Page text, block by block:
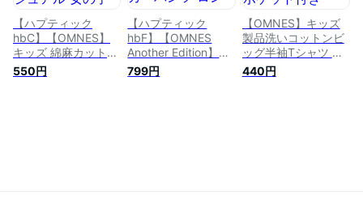
【ハプティック
hbC】【OMNES】
キッズ 綿麻カット
ワンピース 半袖 カ
ジュアル 女の子 無
550円
【ハプティック
hbF】【OMNES
Another Edition】キ
ッズ 高密度ツイルベ
イカーパンツ ロング
799円
【OMNES】キッズ
製品洗いコットンビ
ッグ半袖Tシャツ ト
ップス カジュアル
無地 ポケット付き
440円